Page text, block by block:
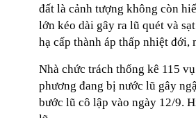
đất là cảnh tượng không còn
lớn kéo dài gây ra lũ quét và
hạ cấp thành áp thấp nhiệt
Nhà chức trách thống kê 115
phương đang bị nước lũ gây
bước lũ cô lập vào ngày 12/9.